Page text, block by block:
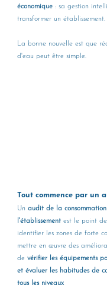
économique : sa gestion
transformer un établissement.
La bonne nouvelle est que
d'eau peut être simple.
Tout commence par un
Un audit de la
l'établissement est le point
identifier les zones de forte
mettre en œuvre des
de vérifier les équipements
et évaluer les habitudes de
tous les niveaux